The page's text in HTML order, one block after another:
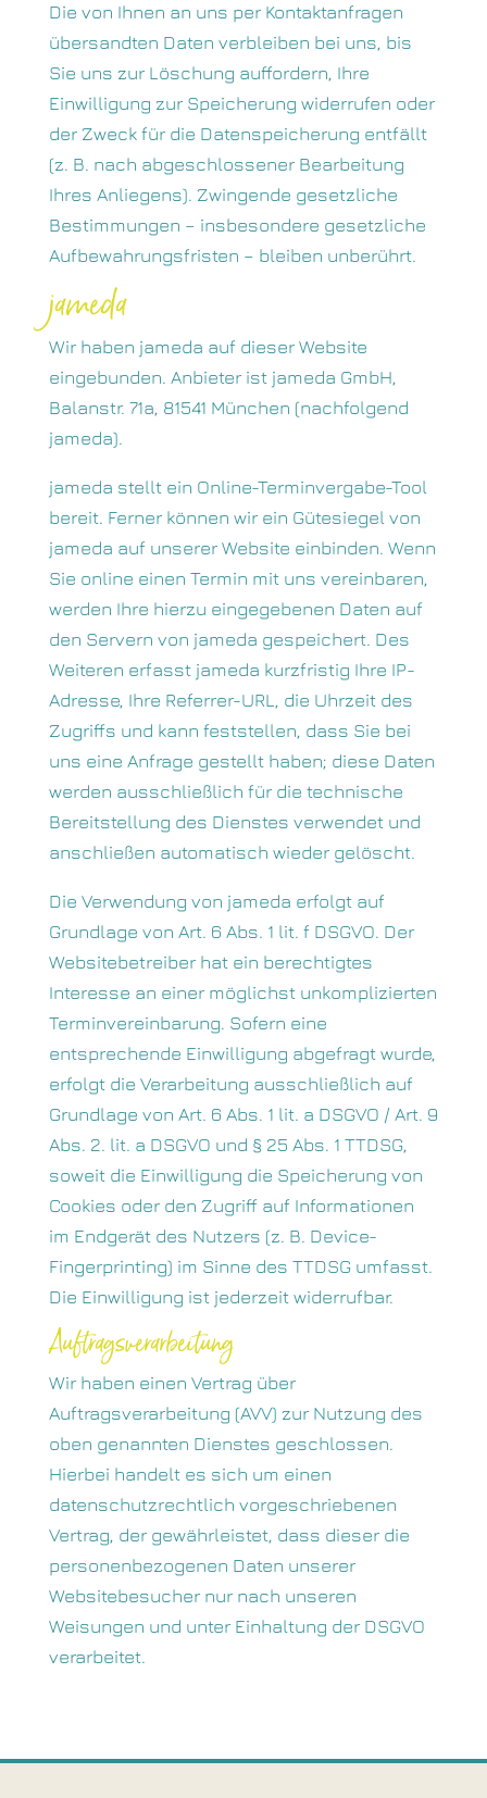
Die von Ihnen an uns per Kontaktanfragen
übersandten Daten verbleiben bei uns, bis
Sie uns zur Löschung auffordern, Ihre
Einwilligung zur Speicherung widerrufen oder
der Zweck für die Datenspeicherung entfällt
(z. B. nach abgeschlossener Bearbeitung
Ihres Anliegens). Zwingende gesetzliche
Bestimmungen – insbesondere gesetzliche
Aufbewahrungsfristen – bleiben unberührt.
jameda
Wir haben jameda auf dieser Website
eingebunden. Anbieter ist jameda GmbH,
Balanstr. 71a, 81541 München (nachfolgend
jameda).
jameda stellt ein Online-Terminvergabe-Tool
bereit. Ferner können wir ein Gütesiegel von
jameda auf unserer Website einbinden. Wenn
Sie online einen Termin mit uns vereinbaren,
werden Ihre hierzu eingegebenen Daten auf
den Servern von jameda gespeichert. Des
Weiteren erfasst jameda kurzfristig Ihre IP-
Adresse, Ihre Referrer-URL, die Uhrzeit des
Zugriffs und kann feststellen, dass Sie bei
uns eine Anfrage gestellt haben; diese Daten
werden ausschließlich für die technische
Bereitstellung des Dienstes verwendet und
anschließen automatisch wieder gelöscht.
Die Verwendung von jameda erfolgt auf
Grundlage von Art. 6 Abs. 1 lit. f DSGVO. Der
Websitebetreiber hat ein berechtigtes
Interesse an einer möglichst unkomplizierten
Terminvereinbarung. Sofern eine
entsprechende Einwilligung abgefragt wurde,
erfolgt die Verarbeitung ausschließlich auf
Grundlage von Art. 6 Abs. 1 lit. a DSGVO / Art. 9
Abs. 2. lit. a DSGVO und § 25 Abs. 1 TTDSG,
soweit die Einwilligung die Speicherung von
Cookies oder den Zugriff auf Informationen
im Endgerät des Nutzers (z. B. Device-
Fingerprinting) im Sinne des TTDSG umfasst.
Die Einwilligung ist jederzeit widerrufbar.
Auftragsverarbeitung
Wir haben einen Vertrag über
Auftragsverarbeitung (AVV) zur Nutzung des
oben genannten Dienstes geschlossen.
Hierbei handelt es sich um einen
datenschutzrechtlich vorgeschriebenen
Vertrag, der gewährleistet, dass dieser die
personenbezogenen Daten unserer
Websitebesucher nur nach unseren
Weisungen und unter Einhaltung der DSGVO
verarbeitet.